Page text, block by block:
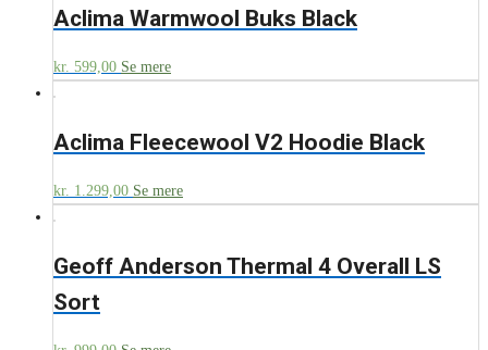
Aclima Warmwool Buks Black
kr. 599,00 Se mere
Aclima Fleecewool V2 Hoodie Black
kr. 1.299,00 Se mere
Geoff Anderson Thermal 4 Overall LS
Sort